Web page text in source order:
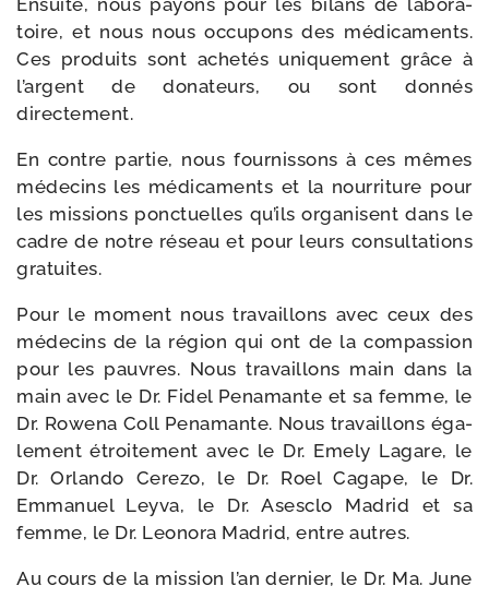
Ensuite, nous payons pour les bilans de labo­ra­
toire, et nous nous occu­pons des médi­ca­ments.
Ces pro­duits sont ache­tés uni­que­ment grâce à
l’argent de dona­teurs, ou sont don­nés
directement.
En contre par­tie, nous four­nis­sons à ces mêmes
méde­cins les médi­ca­ments et la nour­ri­ture pour
les mis­sions ponc­tuelles qu’ils orga­nisent dans le
cadre de notre réseau et pour leurs consul­ta­tions
gratuites.
Pour le moment nous tra­vaillons avec ceux des
méde­cins de la région qui ont de la com­pas­sion
pour les pauvres. Nous tra­vaillons main dans la
main avec le Dr. Fidel Penamante et sa femme, le
Dr. Rowena Coll Penamante. Nous tra­vaillons éga­
le­ment étroi­te­ment avec le Dr. Emely Lagare, le
Dr. Orlando Cerezo, le Dr. Roel Cagape, le Dr.
Emmanuel Leyva, le Dr. Asesclo Madrid et sa
femme, le Dr. Leonora Madrid, entre autres.
Au cours de la mis­sion l’an der­nier, le Dr. Ma. June